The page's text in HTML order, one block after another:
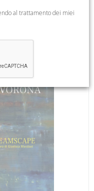
al trattamento dei miei